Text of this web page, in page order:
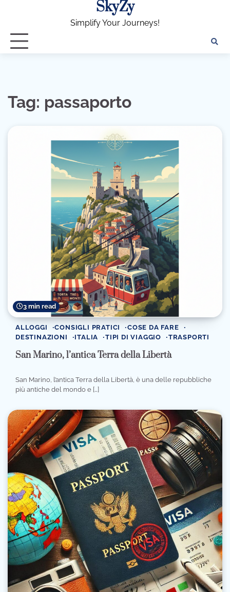
SkyZy
Simplify Your Journeys!
Tag: passaporto
3 min read
ALLOGGI CONSIGLI PRATICI
COSE DA FARE
DESTINAZIONI
ITALIA TIPI DI VIAGGIO TRASPORTI
San Marino, l’antica Terra della Libertà
San Marino, l’antica Terra della Libertà, è una delle repubbliche
più antiche del mondo e […]